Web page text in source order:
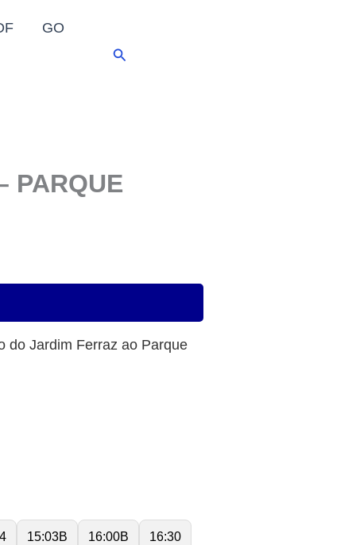
GO
Pesquisar
PARQUE
do Jardim Ferraz ao Parque
15:03B 16:00B 16:30